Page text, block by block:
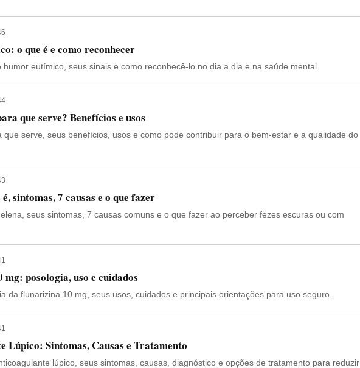
o que é e como reconhecer
humor eutímico, seus sinais e como reconhecê-lo no dia a dia e na saúde mental.
que serve? Benefícios e usos
que serve, seus benefícios, usos e como pode contribuir para o bem-estar e a qualidade do
sintomas, 7 causas e o que fazer
seus sintomas, 7 causas comuns e o que fazer ao perceber fezes escuras ou com
posologia, uso e cuidados
da flunarizina 10 mg, seus usos, cuidados e principais orientações para uso seguro.
Lúpico: Sintomas, Causas e Tratamento
lúpico, seus sintomas, causas, diagnóstico e opções de tratamento para reduzir